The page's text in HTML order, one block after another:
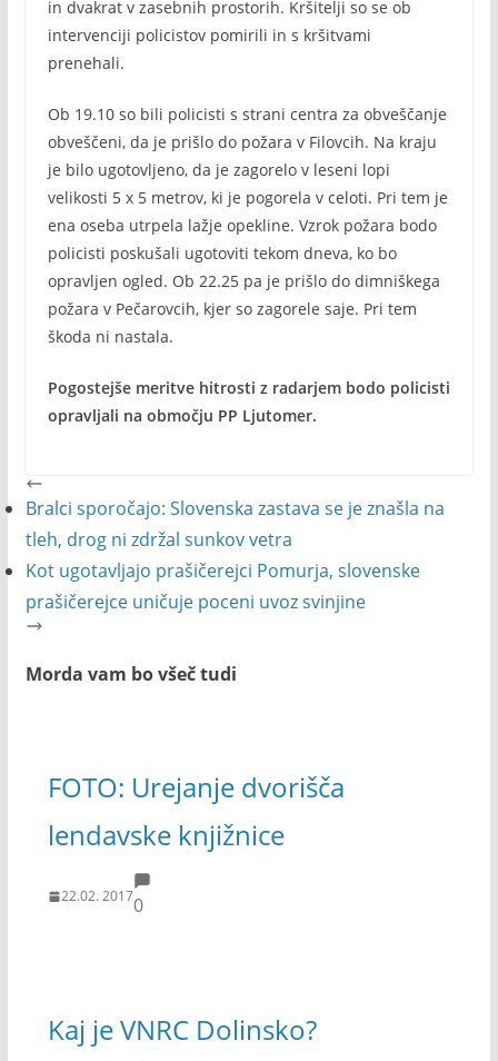
in dvakrat v zasebnih prostorih. Kršitelji so se ob
intervenciji policistov pomirili in s kršitvami
prenehali.
Ob 19.10 so bili policisti s strani centra za obveščanje
obveščeni, da je prišlo do požara v Filovcih. Na kraju
je bilo ugotovljeno, da je zagorelo v leseni lopi
velikosti 5 x 5 metrov, ki je pogorela v celoti. Pri tem je
ena oseba utrpela lažje opekline. Vzrok požara bodo
policisti poskušali ugotoviti tekom dneva, ko bo
opravljen ogled. Ob 22.25 pa je prišlo do dimniškega
požara v Pečarovcih, kjer so zagorele saje. Pri tem
škoda ni nastala.
Pogostejše meritve hitrosti z radarjem bodo policisti
opravljali na območju PP Ljutomer.
Bralci sporočajo: Slovenska zastava se je znašla na
tleh, drog ni zdržal sunkov vetra
Kot ugotavljajo prašičerejci Pomurja, slovenske
prašičerejce uničuje poceni uvoz svinjine
Morda vam bo všeč tudi
FOTO: Urejanje dvorišča
lendavske knjižnice
22.02. 20170
Kaj je VNRC Dolinsko?